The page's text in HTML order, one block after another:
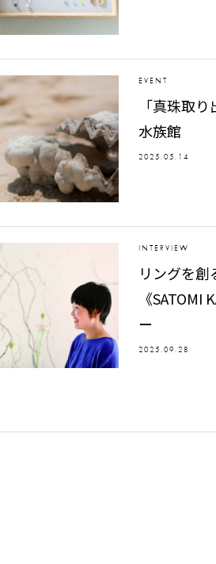
EVENT
「真珠取
水族館
2025.05.14
INTERVIEW
リングを
《SATOMI
ー
2025.09.28